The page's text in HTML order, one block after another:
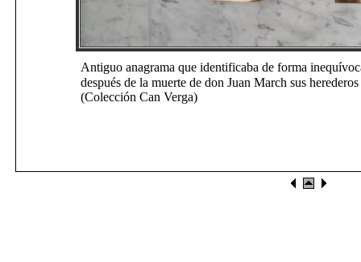
Antiguo anagrama que identificaba de forma
después de la muerte de don Juan March sus
(Colección Can Verga)